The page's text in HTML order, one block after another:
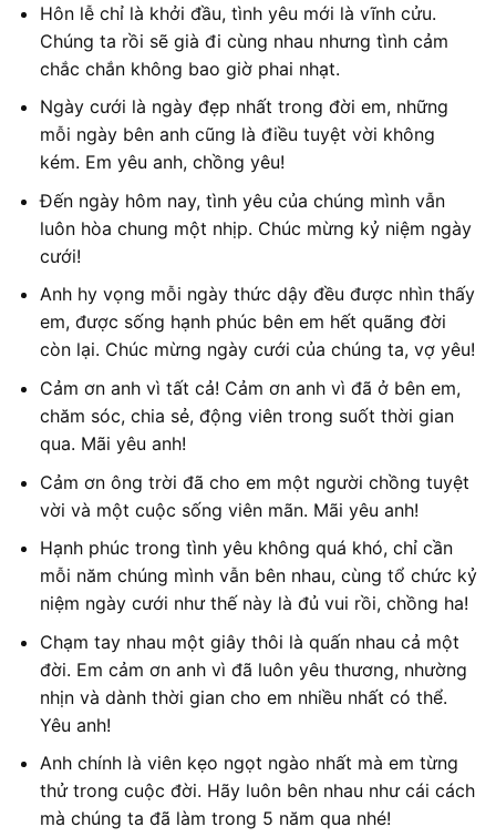
Hôn lễ chỉ là khởi đầu, tình yêu mới là vĩnh cửu.
Chúng ta rồi sẽ già đi cùng nhau nhưng tình cảm
chắc chắn không bao giờ phai nhạt.
Ngày cưới là ngày đẹp nhất trong đời em, những
mỗi ngày bên anh cũng là điều tuyệt vời không
kém. Em yêu anh, chồng yêu!
Đến ngày hôm nay, tình yêu của chúng mình vẫn
luôn hòa chung một nhịp. Chúc mừng kỷ niệm ngày
cưới!
Anh hy vọng mỗi ngày thức dậy đều được nhìn thấy
em, được sống hạnh phúc bên em hết quãng đời
còn lại. Chúc mừng ngày cưới của chúng ta, vợ yêu!
Cảm ơn anh vì tất cả! Cảm ơn anh vì đã ở bên em,
chăm sóc, chia sẻ, động viên trong suốt thời gian
qua. Mãi yêu anh!
Cảm ơn ông trời đã cho em một người chồng tuyệt
vời và một cuộc sống viên mãn. Mãi yêu anh!
Hạnh phúc trong tình yêu không quá khó, chỉ cần
mỗi năm chúng mình vẫn bên nhau, cùng tổ chức kỷ
niệm ngày cưới như thế này là đủ vui rồi, chồng ha!
Chạm tay nhau một giây thôi là quấn nhau cả một
đời. Em cảm ơn anh vì đã luôn yêu thương, nhường
nhịn và dành thời gian cho em nhiều nhất có thể.
Yêu anh!
Anh chính là viên kẹo ngọt ngào nhất mà em từng
thử trong cuộc đời. Hãy luôn bên nhau như cái cách
mà chúng ta đã làm trong 5 năm qua nhé!